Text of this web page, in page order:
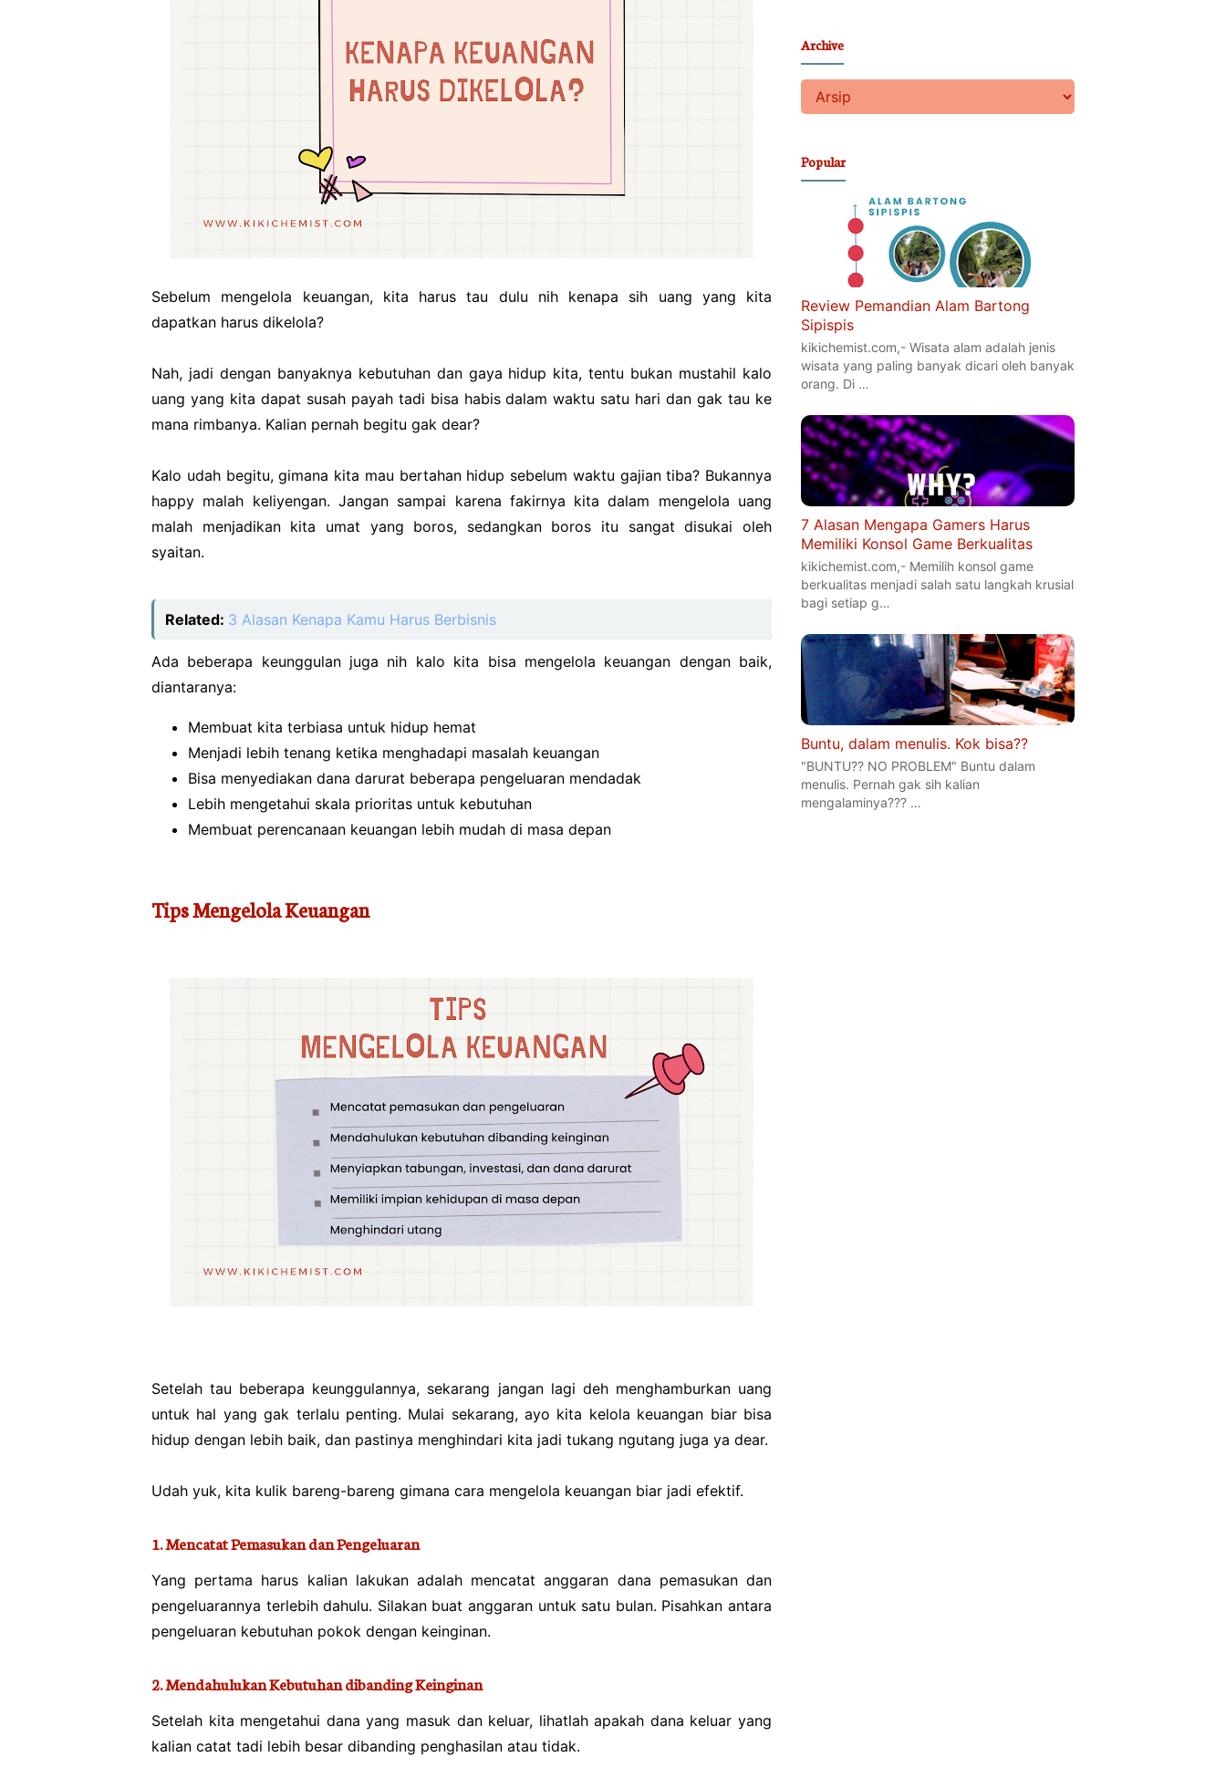
Sebelum mengelola keuangan, kita harus tau dulu nih kenapa sih uang yang kita
dapatkan harus dikelola?
Nah, jadi dengan banyaknya kebutuhan dan gaya hidup kita, tentu bukan mustahil kalo
uang yang kita dapat susah payah tadi bisa habis dalam waktu satu hari dan gak tau ke
mana rimbanya. Kalian pernah begitu gak dear?
Kalo udah begitu, gimana kita mau bertahan hidup sebelum waktu gajian tiba? Bukannya
happy malah keliyengan. Jangan sampai karena fakirnya kita dalam mengelola uang
malah menjadikan kita umat yang boros, sedangkan boros itu sangat disukai oleh
syaitan.
Related: 3 Alasan Kenapa Kamu Harus Berbisnis
Ada beberapa keunggulan juga nih kalo kita bisa mengelola keuangan dengan baik,
diantaranya:
Membuat kita terbiasa untuk hidup hemat
Menjadi lebih tenang ketika menghadapi masalah keuangan
Bisa menyediakan dana darurat beberapa pengeluaran mendadak
Lebih mengetahui skala prioritas untuk kebutuhan
Membuat perencanaan keuangan lebih mudah di masa depan
Tips Mengelola Keuangan
Setelah tau beberapa keunggulannya, sekarang jangan lagi deh menghamburkan uang
untuk hal yang gak terlalu penting. Mulai sekarang, ayo kita kelola keuangan biar bisa
hidup dengan lebih baik, dan pastinya menghindari kita jadi tukang ngutang juga ya dear.
Udah yuk, kita kulik bareng-bareng gimana cara mengelola keuangan biar jadi efektif.
1. Mencatat Pemasukan dan Pengeluaran
Yang pertama harus kalian lakukan adalah mencatat anggaran dana pemasukan dan
pengeluarannya terlebih dahulu. Silakan buat anggaran untuk satu bulan. Pisahkan antara
pengeluaran kebutuhan pokok dengan keinginan.
2. Mendahulukan Kebutuhan dibanding Keinginan
Setelah kita mengetahui dana yang masuk dan keluar, lihatlah apakah dana keluar yang
kalian catat tadi lebih besar dibanding penghasilan atau tidak.
Archive
Popular
Review Pemandian Alam Bartong
Sipispis
kikichemist.com,- Wisata alam adalah jenis
wisata yang paling banyak dicari oleh banyak
orang. Di …
7 Alasan Mengapa Gamers Harus
Memiliki Konsol Game Berkualitas
kikichemist.com,- Memilih konsol game
berkualitas menjadi salah satu langkah krusial
bagi setiap g…
Buntu, dalam menulis. Kok bisa??
"BUNTU?? NO PROBLEM" Buntu dalam
menulis. Pernah gak sih kalian
mengalaminya??? …